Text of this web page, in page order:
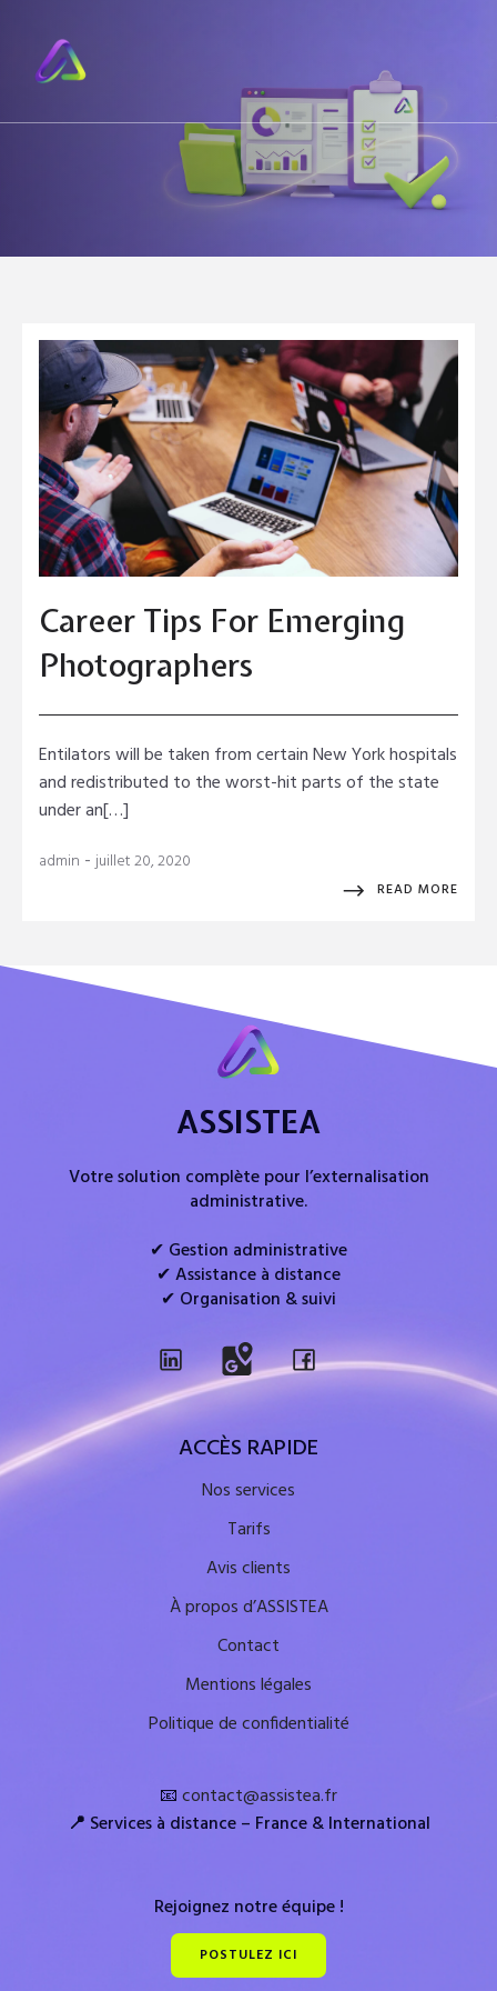
Career Tips For Emerging
Photographers
Entilators will be taken from certain New York hospitals
and redistributed to the worst-hit parts of the state
under an[…]
admin - juillet 20, 2020
READ MORE
ASSISTEA
Votre solution complète pour l’externalisation
administrative.
✔ Gestion administrative
✔ Assistance à distance
✔ Organisation & suivi
ACCÈS RAPIDE
Nos services
Tarifs
Avis clients
À propos d’ASSISTEA
Contact
Mentions légales
Politique de confidentialité
📧contact@assistea.fr
📍 Services à distance – France & International
Rejoignez notre équipe !
POSTULEZ ICI